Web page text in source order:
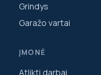
Grindys
Garažo vartai
ĮMONĖ
Atlikti darbai